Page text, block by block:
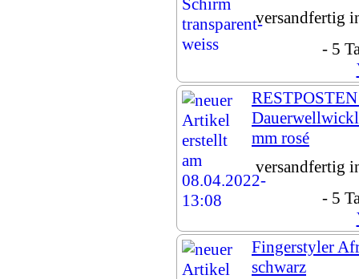
versandfertig
- 5
mm rosé
versandfertig
- 5
Fingerstyler
schwarz